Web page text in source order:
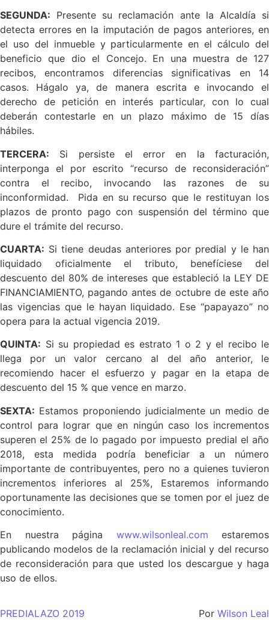
SEGUNDA: Presente su reclamación ante la Alcaldía si
detecta errores en la imputación de pagos anteriores, en
el uso del inmueble y particularmente en el cálculo del
beneficio que dio el Concejo. En una muestra de 127
recibos, encontramos diferencias significativas en 14
casos. Hágalo ya, de manera escrita e invocando el
derecho de petición en interés particular, con lo cual
deberán contestarle en un plazo máximo de 15 días
hábiles.
TERCERA: Si persiste el error en la facturación,
interponga el por escrito “recurso de reconsideración”
contra el recibo, invocando las razones de su
inconformidad. Pida en su recurso que le restituyan los
plazos de pronto pago con suspensión del término que
dure el trámite del recurso.
CUARTA: Si tiene deudas anteriores por predial y le han
liquidado oficialmente el tributo, benefíciese del
descuento del 80% de intereses que estableció la LEY DE
FINANCIAMIENTO, pagando antes de octubre de este año
las vigencias que le hayan liquidado. Ese “papayazo” no
opera para la actual vigencia 2019.
QUINTA: Si su propiedad es estrato 1 o 2 y el recibo le
llega por un valor cercano al del año anterior, le
recomiendo hacer el esfuerzo y pagar en la etapa de
descuento del 15 % que vence en marzo.
SEXTA: Estamos proponiendo judicialmente un medio de
control para lograr que en ningún caso los incrementos
superen el 25% de lo pagado por impuesto predial el año
2018, esta medida podría beneficiar a un número
importante de contribuyentes, pero no a quienes tuvieron
incrementos inferiores al 25%, Estaremos informando
oportunamente las decisiones que se tomen por el juez de
conocimiento.
En nuestra página www.wilsonleal.com estaremos
publicando modelos de la reclamación inicial y del recurso
de reconsideración para que usted los descargue y haga
uso de ellos.
PREDIALAZO 2019 Por Wilson Leal